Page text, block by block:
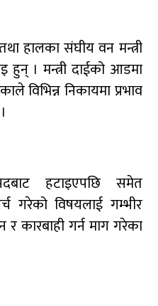
हालका संघीय वन मन्त्री
हुन् । मन्त्री दाईको आडमा
विभिन्न निकायमा प्रभाव
हटाइएपछि समेत
गरेको विषयलाई गम्भीर
र कारबाही गर्न माग गरेका